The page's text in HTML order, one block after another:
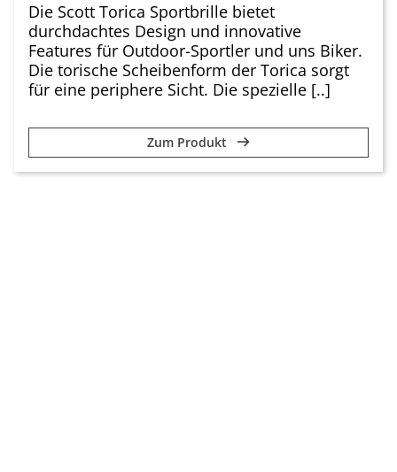
Die Scott Torica Sportbrille bietet
durchdachtes Design und innovative
Features für Outdoor-Sportler und uns Biker.
Die torische Scheibenform der Torica sorgt
für eine periphere Sicht. Die spezielle [..]
Zum Produkt